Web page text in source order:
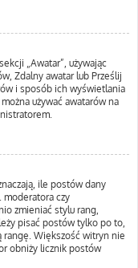
„Awatar”, używając
Zdalny awatar lub Prześlij
i sposób ich wyświetlania
używać awatarów na
ile postów dany
moderatora czy
zmieniać stylu rang,
pisać postów tylko po to,
rangę. Większość witryn nie
obniży licznik postów